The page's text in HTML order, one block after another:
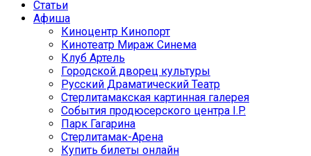
Статьи
Афиша
Киноцентр Кинопорт
Кинотеатр Мираж Синема
Клуб Артель
Городской дворец культуры
Русский Драматический Театр
Стерлитамакская картинная галерея
События продюсерского центра I.P.
Парк Гагарина
Стерлитамак-Арена
Купить билеты онлайн